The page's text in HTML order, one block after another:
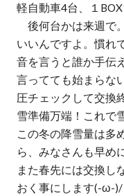
軽自動車4台、１
後何台かは来週で。
いいんですよ。慣れ
音を言うと誰か手伝
言ってても始まらな
圧チェックして交換
雪準備万端！これで
この冬の降雪量は多
ら、みなさんも早め
また春先には交換し
おく事にします(-ω-)/